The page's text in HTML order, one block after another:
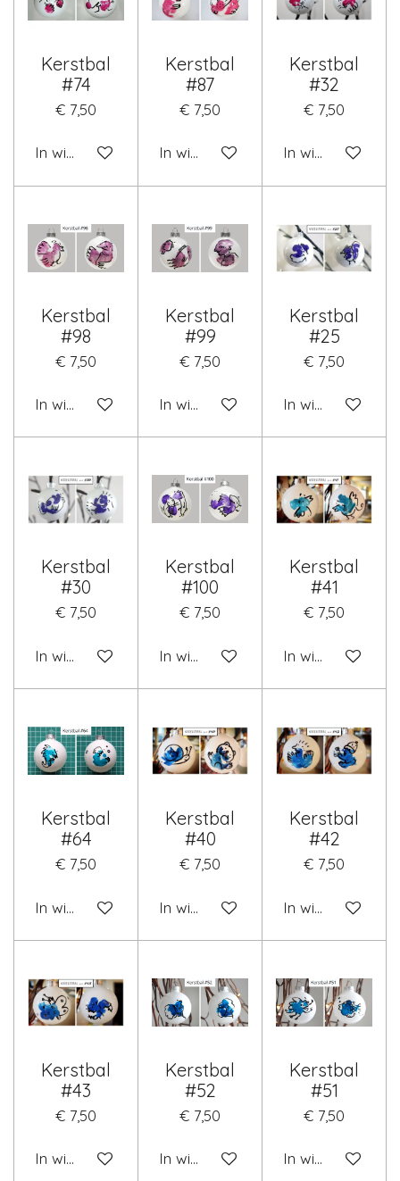
Kerstbal
#74
€ 7,50
In winkelwagen
Kerstbal
#87
€ 7,50
In winkelwagen
Kerstbal
#32
€ 7,50
In winkelwagen
Kerstbal
#98
€ 7,50
In winkelwagen
Kerstbal
#99
€ 7,50
In winkelwagen
Kerstbal
#25
€ 7,50
In winkelwagen
Kerstbal
#30
€ 7,50
In winkelwagen
Kerstbal
#100
€ 7,50
In winkelwagen
Kerstbal
#41
€ 7,50
In winkelwagen
Kerstbal
#64
€ 7,50
In winkelwagen
Kerstbal
#40
€ 7,50
In winkelwagen
Kerstbal
#42
€ 7,50
In winkelwagen
Kerstbal
#43
€ 7,50
In winkelwagen
Kerstbal
#52
€ 7,50
In winkelwagen
Kerstbal
#51
€ 7,50
In winkelwagen